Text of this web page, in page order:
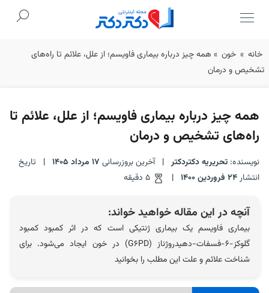
Skip
to
خانه » خون » همه‌ چیز درباره بیماری فاویسم؛ از علل، علائم تا راه‌های
تشخیص و درمان
همه‌ چیز درباره بیماری فاویسم؛ از علل، علائم تا
راه‌های تشخیص و درمان
نویسنده: تحریریه دکتردکتر | آخرین بروزرسانی 17 مرداد 1405 |
تاریخ
انتشار24 فروردین 1400 |
آنچه در این مقاله خواهید خواند:
بیماری فاویسم یک بیماری ژنتیکی است که در اثر کمبود کمبود
گلوکز-۶-فسفات-دهیدروژناز (G6PD) در خون ایجاد می‌شود. برای
شناخت علائم و علت این مطلب را بخوانید